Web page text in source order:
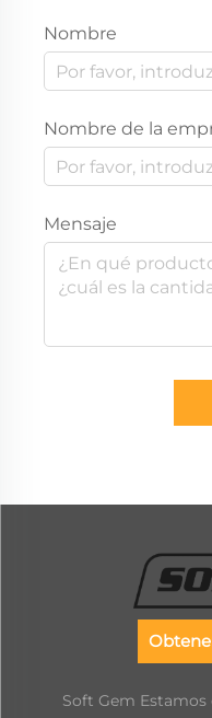
Nombre
Nombre de la
Mensaje
Soft Gem